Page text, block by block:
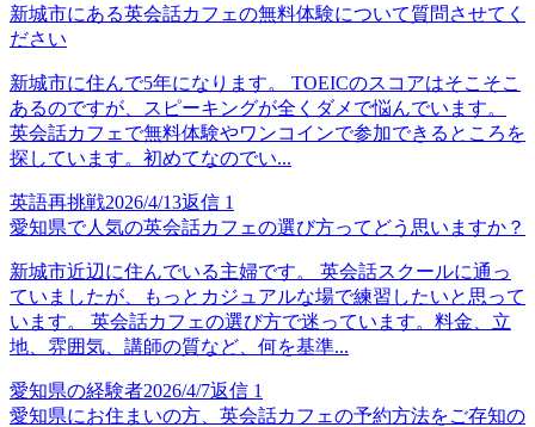
新城市にある英会話カフェの無料体験について質問させてく
ださい
新城市に住んで5年になります。 TOEICのスコアはそこそこ
あるのですが、スピーキングが全くダメで悩んでいます。
英会話カフェで無料体験やワンコインで参加できるところを
探しています。初めてなのでい...
英語再挑戦2026/4/13返信 1
愛知県で人気の英会話カフェの選び方ってどう思いますか？
新城市近辺に住んでいる主婦です。 英会話スクールに通っ
ていましたが、もっとカジュアルな場で練習したいと思って
います。 英会話カフェの選び方で迷っています。料金、立
地、雰囲気、講師の質など、何を基準...
愛知県の経験者2026/4/7返信 1
愛知県にお住まいの方、英会話カフェの予約方法をご存知の